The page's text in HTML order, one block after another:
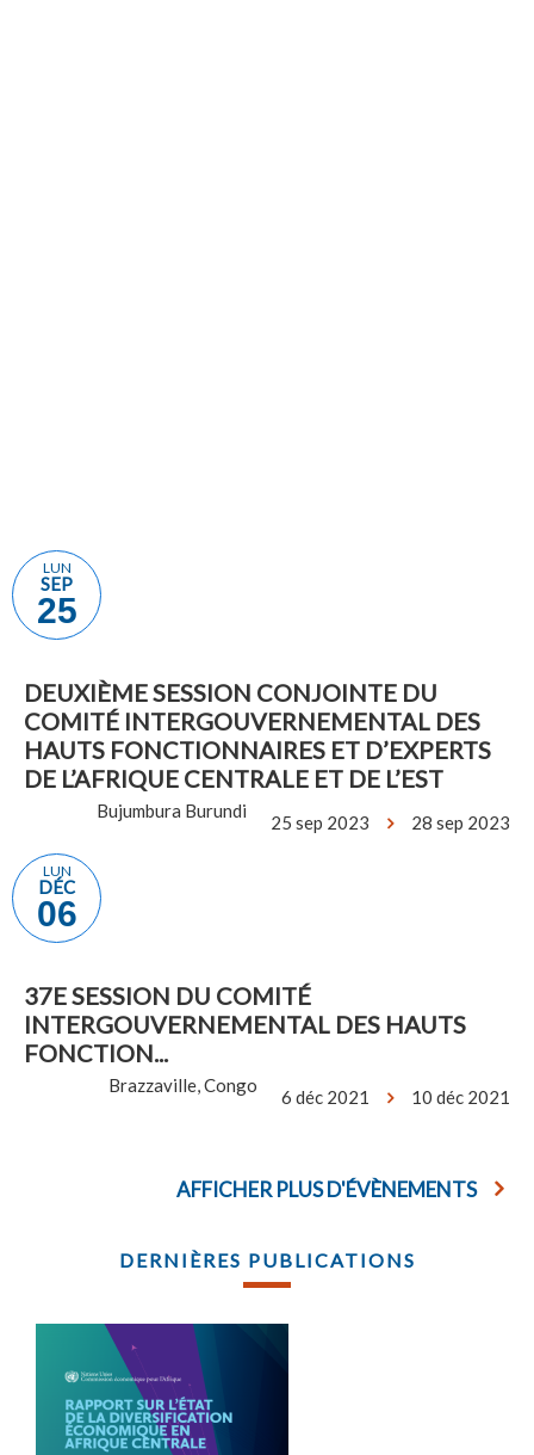
LUN
SEP
25
DEUXIÈME SESSION CONJOINTE DU
COMITÉ INTERGOUVERNEMENTAL DES
HAUTS FONCTIONNAIRES ET D’EXPERTS
DE L’AFRIQUE CENTRALE ET DE L’EST
25 sep 2023 28 sep 2023
Bujumbura Burundi
LUN
DÉC
06
37E SESSION DU COMITÉ
INTERGOUVERNEMENTAL DES HAUTS
FONCTION...
6 déc 2021 10 déc 2021
Brazzaville, Congo
AFFICHER PLUS D'ÉVÈNEMENTS
DERNIÈRES PUBLICATIONS